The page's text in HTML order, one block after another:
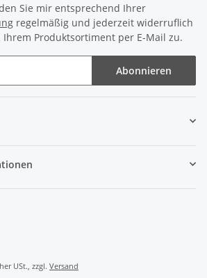
Sie mir entsprechend Ihrer
regelmäßig und jederzeit widerruflich
Produktsortiment per E-Mail zu.
Abonnieren
USt., zzgl. Versand